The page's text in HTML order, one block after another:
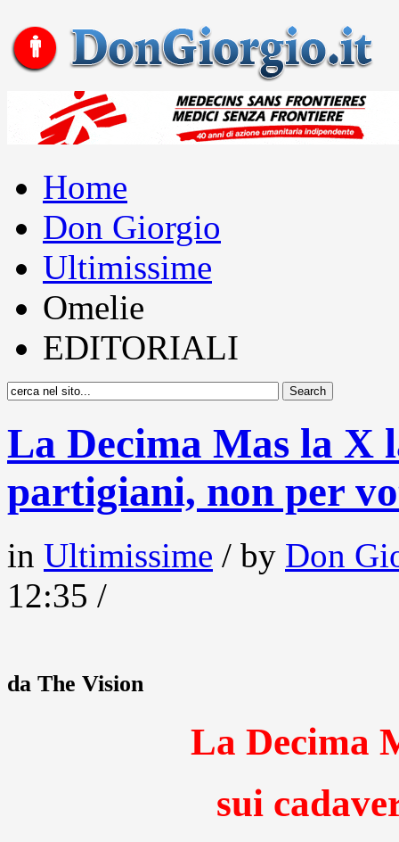
Home
Don Giorgio
Ultimissime
Omelie
EDITORIALI
La Decima Mas la X
partigiani, non per
in Ultimissime / by Don
12:35 /
da The Vision
La Decima
sui